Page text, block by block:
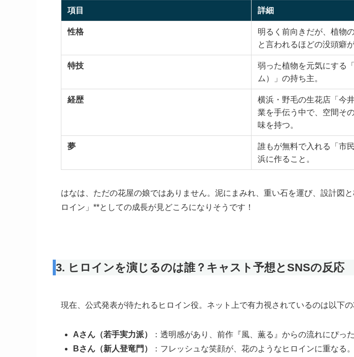
項目 詳細
性格
明るく前向きだが、植物
と言われるほどの没頭癖が
特技
弱った植物を元気にする
ム）」の持ち主。
経歴
横浜・野毛の生花店「今
業を手伝う中で、空間そ
味を持つ。
夢
誰もが無料で入れる「市
浜に作ること。
はなは、ただの花屋の娘ではありません。泥にまみれ、重い石を運び、設計図
ロイン」**としての成長が見どころになりそうです！
3. ヒロインを演じるのは誰？キャスト予想とSNSの反応
現在、公式発表が待たれるヒロイン役。ネット上で有力視されているのは以下の
Aさん（若手実力派）
：透明感があり、前作『風、薫る』からの流れにぴった
Bさん（新人登竜門）
：フレッシュな笑顔が、花のようなヒロインに重なる。